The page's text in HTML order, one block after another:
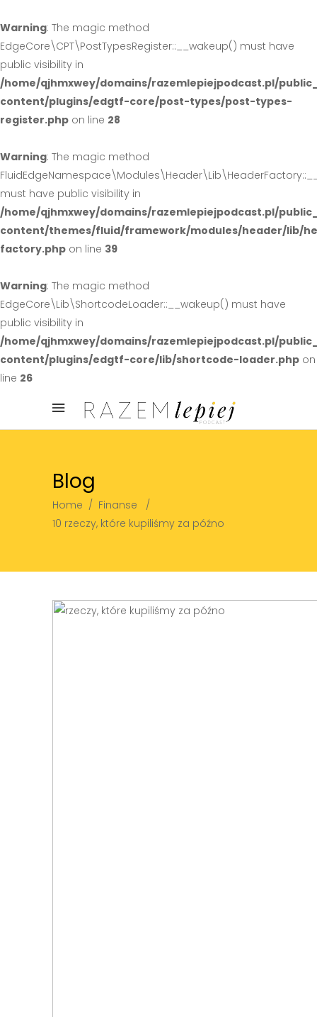
Warning: The magic method
EdgeCore\CPT\PostTypesRegister::__wakeup() must have
public visibility in
/home/qjhmxwey/domains/razemlepiejpodcast.pl/
content/plugins/edgtf-core/post-types/post-types-
register.php on line 28
Warning: The magic method
must have public visibility in
/home/qjhmxwey/domains/razemlepiejpodcast.pl/
content/themes/fluid/framework/modules/header/lib/
factory.php on line 39
Warning: The magic method
EdgeCore\Lib\ShortcodeLoader::__wakeup() must have
public visibility in
/home/qjhmxwey/domains/razemlepiejpodcast.pl/
content/plugins/edgtf-core/lib/shortcode-loader.php on
line 26
Blog
Home / Finanse
/
10 rzeczy, które kupiliśmy za późno